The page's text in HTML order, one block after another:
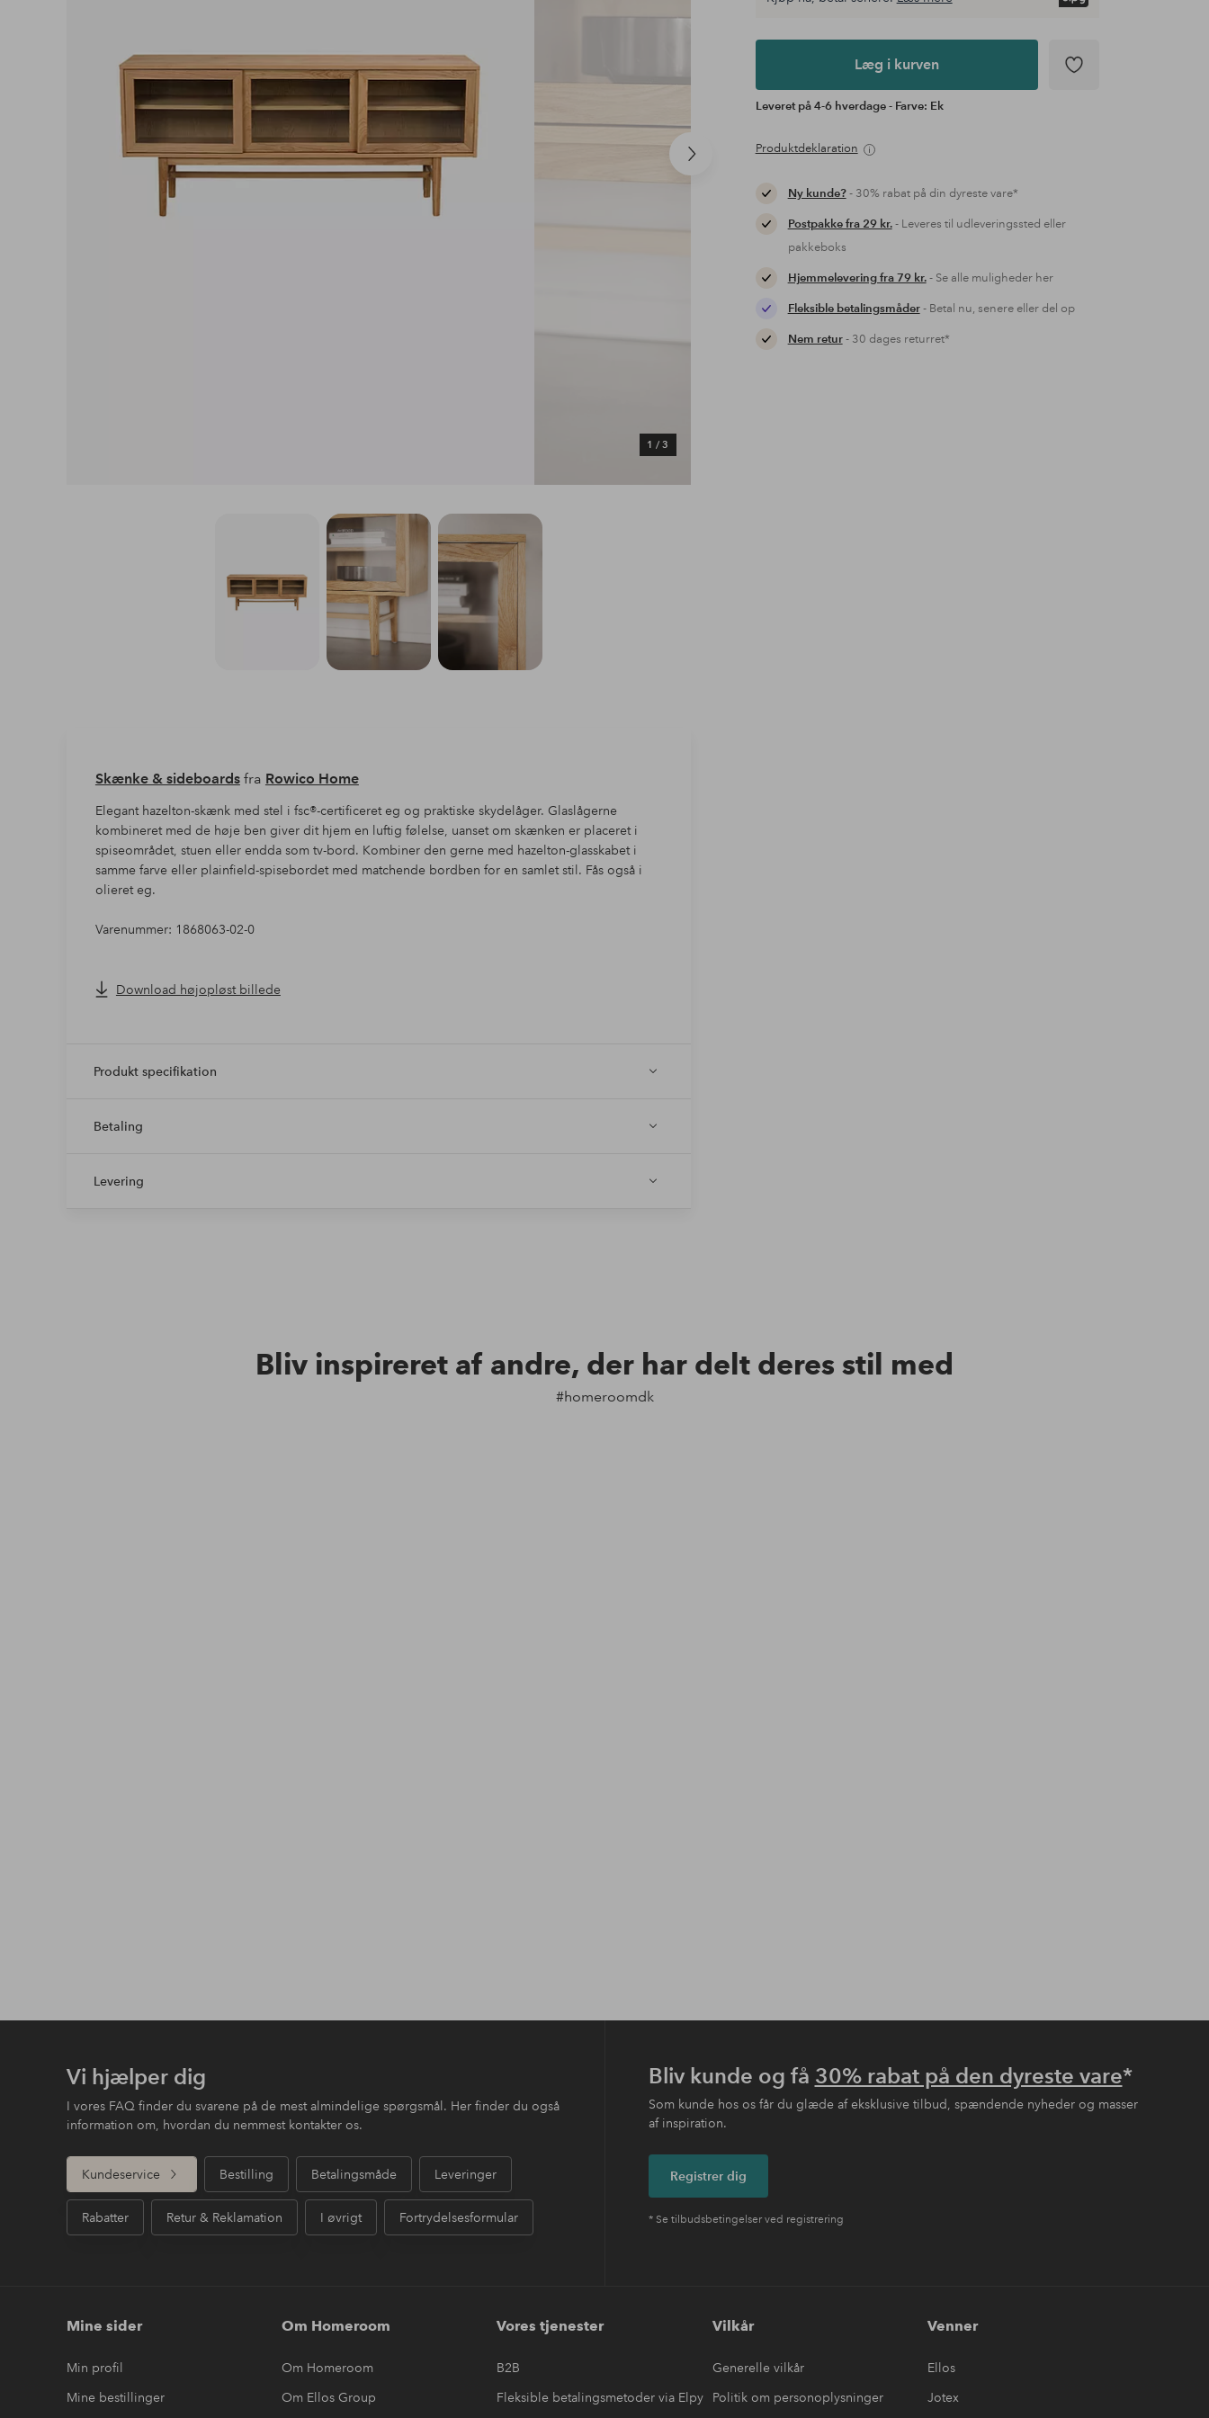
Næste
produkt
1 / 3
Læg i kurven
Leveret på 4-6 hverdage - Farve: Ek
Produktdeklaration
Ny kunde?- 30% rabat på din dyreste vare*
Postpakke fra 29 kr.- Leveres til udleveringssted eller
pakkeboks
Hjemmelevering fra 79 kr.- Se alle muligheder her
Fleksible betalingsmåder- Betal nu, senere eller del op
Nem retur- 30 dages returret*
Skænke & sideboardsfra Rowico Home
Elegant hazelton-skænk med stel i fsc®-certificeret eg og praktiske skydelåger. Glaslågerne
kombineret med de høje ben giver dit hjem en luftig følelse, uanset om skænken er placeret i
spiseområdet, stuen eller endda som tv-bord. Kombiner den gerne med hazelton-glasskabet i
samme farve eller plainfield-spisebordet med matchende bordben for en samlet stil. Fås også i
olieret eg.
Varenummer: 1868063-02-0
Download højopløst billede
Produkt specifikation
Betaling
Levering
Bliv inspireret af andre, der har delt deres stil med
#homeroomdk
Vi hjælper dig
I vores FAQ finder du svarene på de mest almindelige spørgsmål. Her finder du også
information om, hvordan du nemmest kontakter os.
Kundeservice Bestilling Betalingsmåde Leveringer
Rabatter Retur & Reklamation I øvrigt Fortrydelsesformular
Bliv kunde og få 30% rabat på den dyreste vare*
Som kunde hos os får du glæde af eksklusive tilbud, spændende nyheder og masser
af inspiration.
Registrer dig
* Se tilbudsbetingelser ved registrering
Mine sider
Min profil
Mine bestillinger
Om Homeroom
Om Homeroom
Om Ellos Group
Vores tjenester
B2B
Fleksible betalingsmetoder via Elpy
Vilkår
Generelle vilkår
Politik om personoplysninger
Venner
Ellos
Jotex